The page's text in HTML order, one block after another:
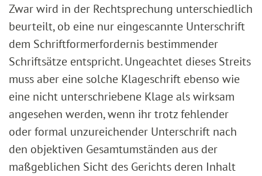
Zwar wird in der Rechtsprechung unterschiedlich
beurteilt, ob eine nur eingescannte Unterschrift
dem Schriftformerfordernis bestimmender
Schriftsätze entspricht. Ungeachtet dieses Streits
muss aber eine solche Klageschrift ebenso wie
eine nicht unterschriebene Klage als wirksam
angesehen werden, wenn ihr trotz fehlender
oder formal unzureichender Unterschrift nach
den objektiven Gesamtumständen aus der
maßgeblichen Sicht des Gerichts deren Inhalt